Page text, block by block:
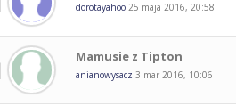
dorotayahoo 25 maja 2016, 20:58
Mamusie z Tipton
anianowysacz 3 mar 2016, 10:06